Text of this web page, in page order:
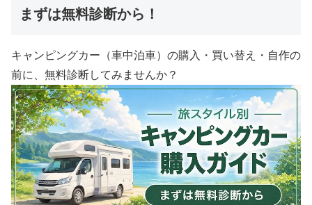
まずは無料診断から！
キャンピングカー（車中泊車）の購入・買い替え・自作の
前に、無料診断してみませんか？